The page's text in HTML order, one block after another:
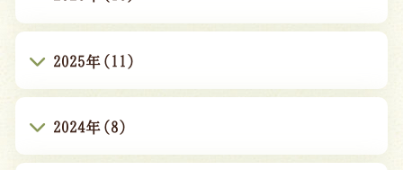
2025年(11)
2024年(8)